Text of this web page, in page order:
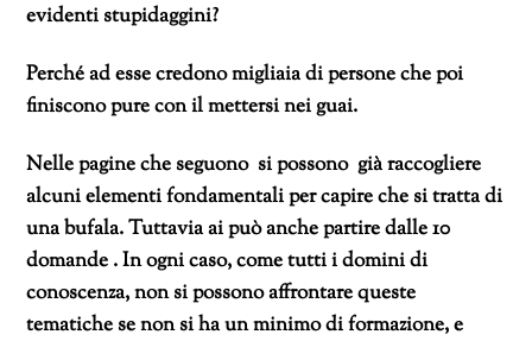
evidenti stupidaggini?
Perché ad esse credono migliaia di persone che poi
finiscono pure con il mettersi nei guai.
Nelle pagine che seguono si possono già raccogliere
alcuni elementi fondamentali per capire che si tratta di
una bufala. Tuttavia ai può anche partire dalle 10
domande . In ogni caso, come tutti i domini di
conoscenza, non si possono affrontare queste
tematiche se non si ha un minimo di formazione, e